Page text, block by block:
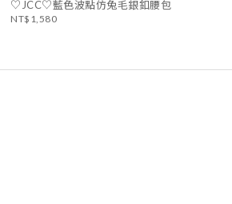
♡JCC♡藍色波點仿兔毛銀釦腰包
NT$1,580